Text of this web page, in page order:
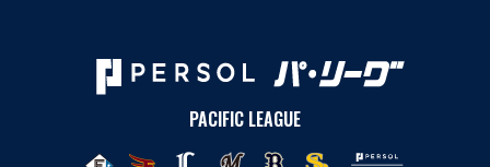
PACIFIC LEAGUE